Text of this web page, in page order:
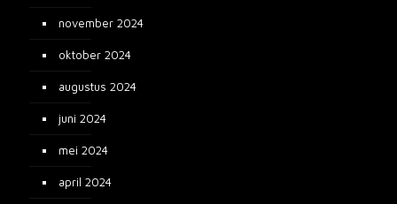
november 2024
oktober 2024
augustus 2024
juni 2024
mei 2024
april 2024